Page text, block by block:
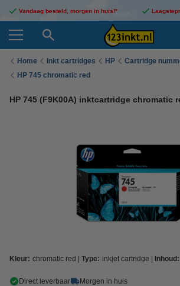
Vandaag besteld, morgen in huis!*
Home Inkt cartridges HP Cartridge
HP 745 chromatic red
HP 745 (F9K00A) inktcartridge chromatic
Kleur: chromatic red Type: inkjet cartridge Inhoud:
Direct leverbaar Morgen in huis